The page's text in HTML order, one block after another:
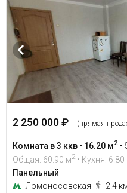
2 250 000 ₽ (прямая
Комната в 3 ккв • 16.20 м2 •
Общая: 60.90 м2 • Кухня: 6.80
Панельный
Ломоносовская
2.4